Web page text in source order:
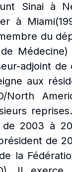
Sinai à
à
du
de
adjoint de
aux
North
de 2003 à
de
la